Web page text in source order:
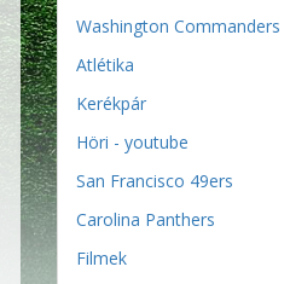
Washington Commanders
Atlétika
Kerékpár
Höri - youtube
San Francisco 49ers
Carolina Panthers
Filmek